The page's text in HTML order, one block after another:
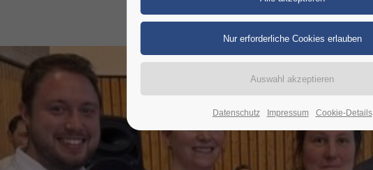
Datenschutz Impressum Cookie-Details